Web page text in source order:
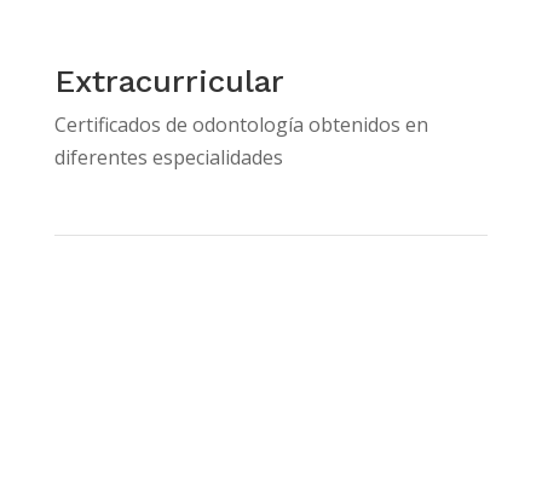
Extracurricular
Certificados de odontología obtenidos en
diferentes especialidades